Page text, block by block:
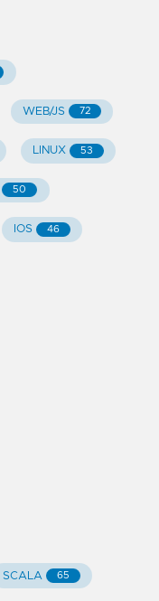
WEB/JS 72
LINUX 53
50
IOS 46
SCALA 65